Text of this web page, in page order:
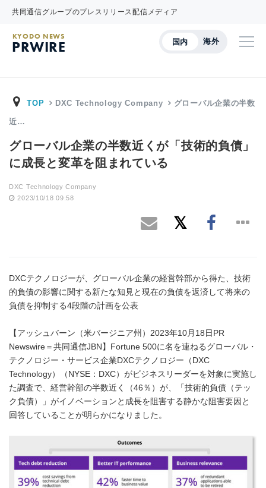
共同通信グループのプレスリリース配信メディア
国内 海外
KYODO NEWS
PRWIRE
TOP DXC Technology Company グローバル企業の半数
近…
グローバル企業の半数近くが「技術的負債」
に成長と変革を阻まれている
DXC Technology Company
2023/10/18 09:58
DXCテクノロジーが、グローバル企業の経営幹部から得た、技術
的負債の影響に関する新たな知見と現在の負債を返済して将来の
負債を抑制する4段階の計画を公表
【アッシュバーン（米バージニア州）2023年10月18日PR
Newswire＝共同通信JBN】Fortune 500に名を連ねるグローバル・
テクノロジー・サービス企業DXCテクノロジー（DXC
Technology）（NYSE：DXC）がビジネスリーダーを対象に実施し
た調査で、経営幹部の半数近く（46％）が、「技術的負債（テッ
ク負債）」がイノベーションと成長を阻害する静かな阻害要因と
回答していることが明らかになりました。